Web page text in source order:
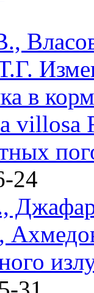
в
villosa
24